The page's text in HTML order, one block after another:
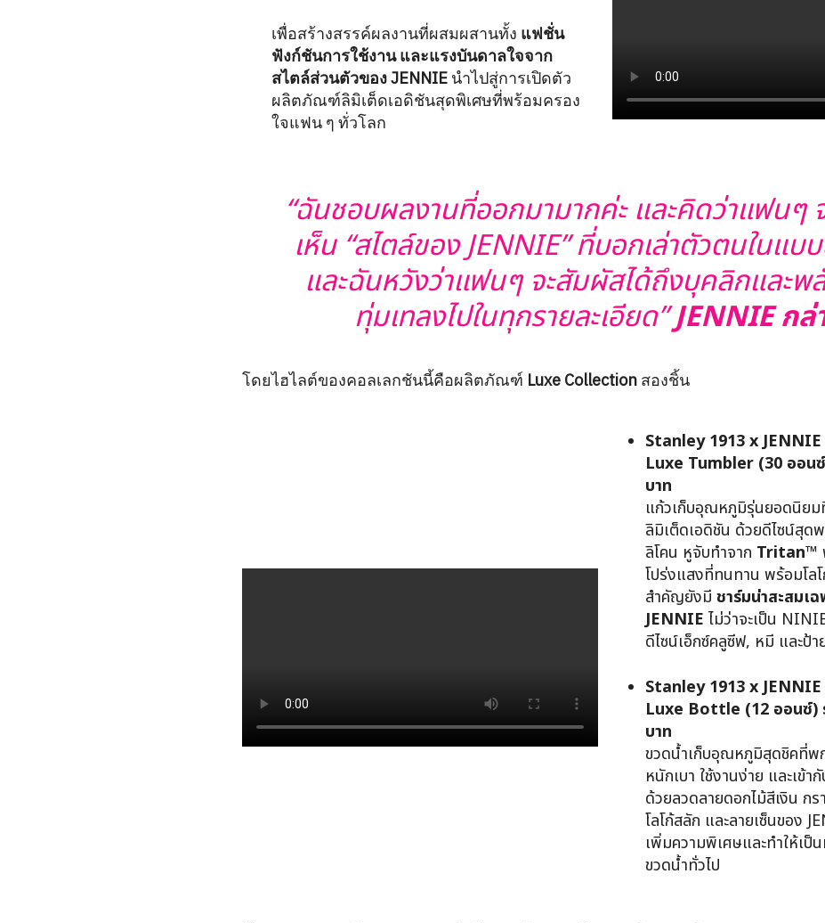
เพื่อสร้างสรรค์ผลงานที่ผสมผสานทั้ง แฟชั่น
ฟังก์ชันการใช้งาน และแรงบันดาลใจจาก
สไตล์ส่วนตัวของ JENNIE นำไปสู่การเปิดตัว
ผลิตภัณฑ์ลิมิเต็ดเอดิชันสุดพิเศษที่พร้อมครอง
ใจแฟน ๆ ทั่วโลก
“ฉันชอบผลงานที่ออกมามากค่ะ และคิดว่าแฟนๆ
เห็น “สไตล์ของ JENNIE” ที่บอกเล่าตัวตนในแบ
และฉันหวังว่าแฟนๆ จะสัมผัสได้ถึงบุคลิกและพ
ทุ่มเทลงไปในทุกรายละเอียด”JENNIEกล่
โดยไฮไลต์ของคอลเลกชันนี้คือผลิตภัณฑ์ Luxe Collection สองชิ้น
Stanley 1913 x
Luxe Tumbler (30 ออน
บาท
แก้วเก็บอุณหภูมิรุ่นยอดนิยม
ลิมิเต็ดเอดิชัน ด้วยดีไซน์สุด
ลิโคน หูจับทำจาก Tritan™
โปร่งแสงที่ทนทาน พร้อมโล
สำคัญยังมี ชาร์มน่าสะสมเฉ
JENNIE ไม่ว่าจะเป็น
ดีไซน์เอ็กซ์คลูซีฟ, หมี และป้า
Stanley 1913 x
Luxe Bottle (12 ออนซ์)
บาท
ขวดน้ำเก็บอุณหภูมิสุดชิคที่พ
หนักเบา ใช้งานง่าย และเข้
ด้วยลวดลายดอกไม้สีเงิน กร
โลโก้สลัก และลายเซ็นของ
เพิ่มความพิเศษและทำให้เป็
ขวดน้ำทั่วไป